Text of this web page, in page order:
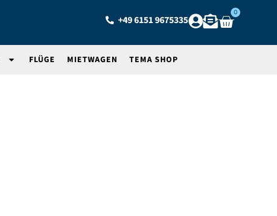
+49 6151 9675335
0
FLÜGE MIETWAGEN TEMA SHOP